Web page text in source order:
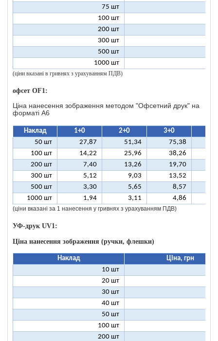
75 шт
100 шт
200 шт
300 шт
500 шт
1000 шт
(ціни вказані в гривнях з урахуванням ПДВ)
офсет OF1:
Ціна нанесення зображення методом "Офсетний друк" на
форматі A6
Наклад 1+0 2+0 3+0
50 шт
27,87 51,34 75,38
100 шт
14,22 25,96 38,26
200 шт
7,40 13,26 19,70
300 шт
5,12 9,03 13,52
500 шт
3,30 5,65 8,57
1000 шт
1,94 3,11 4,86
(ціни вказані за 1 нанесення у гривнях з урахуванням ПДВ)
УФ-друк UV1:
Ціна нанесення зображення (ручки, флешки)
Наклад
Ціна, грн
10 шт
20 шт
30 шт
40 шт
50 шт
100 шт
200 шт